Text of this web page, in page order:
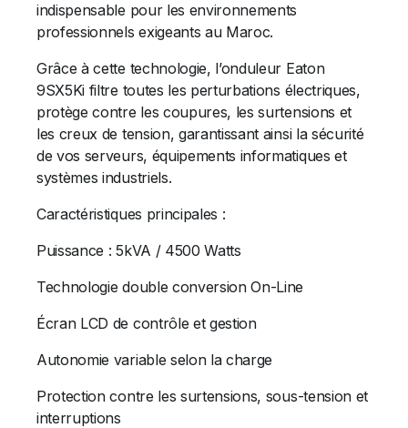
indispensable pour les environnements
professionnels exigeants au Maroc.
Grâce à cette technologie, l’onduleur Eaton
9SX5Ki filtre toutes les perturbations électriques,
protège contre les coupures, les surtensions et
les creux de tension, garantissant ainsi la sécurité
de vos serveurs, équipements informatiques et
systèmes industriels.
Caractéristiques principales :
Puissance : 5kVA / 4500 Watts
Technologie double conversion On-Line
Écran LCD de contrôle et gestion
Autonomie variable selon la charge
Protection contre les surtensions, sous-tension et
interruptions